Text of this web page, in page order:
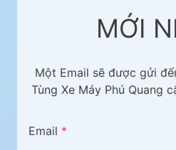
MỚI
Một Email sẽ được gửi
Tùng Xe Máy Phú Quang
Email *